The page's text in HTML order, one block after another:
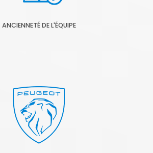
ANCIENNETÉ DE L'ÉQUIPE